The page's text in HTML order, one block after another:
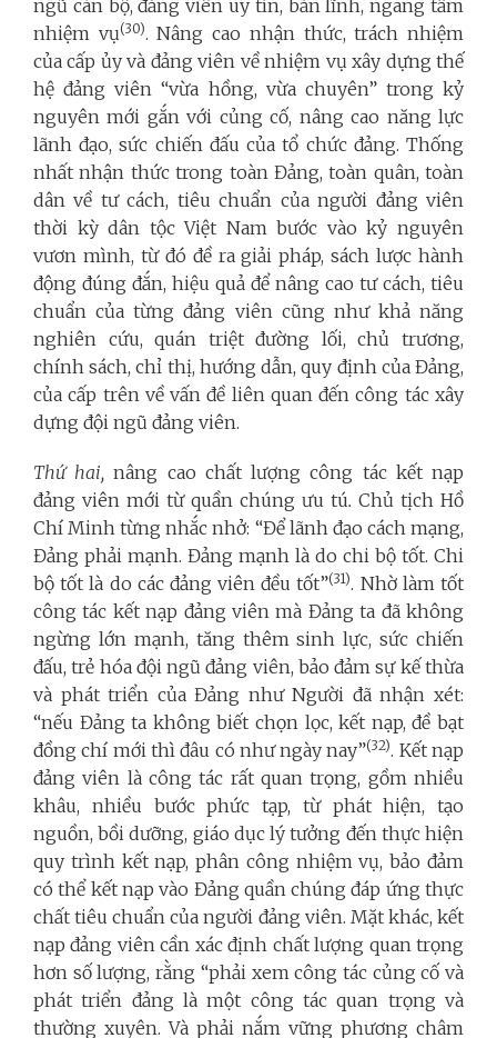
ngũ cán bộ, đảng viên uy tín, bản lĩnh, ngang tầm
nhiệm vụ(30). Nâng cao nhận thức, trách nhiệm
của cấp ủy và đảng viên về nhiệm vụ xây dựng thế
hệ đảng viên “vừa hồng, vừa chuyên” trong kỷ
nguyên mới gắn với củng cố, nâng cao năng lực
lãnh đạo, sức chiến đấu của tổ chức đảng. Thống
nhất nhận thức trong toàn Đảng, toàn quân, toàn
dân về tư cách, tiêu chuẩn của người đảng viên
thời kỳ dân tộc Việt Nam bước vào kỷ nguyên
vươn mình, từ đó đề ra giải pháp, sách lược hành
động đúng đắn, hiệu quả để nâng cao tư cách, tiêu
chuẩn của từng đảng viên cũng như khả năng
nghiên cứu, quán triệt đường lối, chủ trương,
chính sách, chỉ thị, hướng dẫn, quy định của Đảng,
của cấp trên về vấn đề liên quan đến công tác xây
dựng đội ngũ đảng viên.
Thứ hai,nâng cao chất lượng công tác kết nạp
đảng viên mới từ quần chúng ưu tú. Chủ tịch Hồ
Chí Minh từng nhắc nhở: “Để lãnh đạo cách mạng,
Đảng phải mạnh. Đảng mạnh là do chi bộ tốt. Chi
bộ tốt là do các đảng viên đều tốt”(31). Nhờ làm tốt
công tác kết nạp đảng viên mà Đảng ta đã không
ngừng lớn mạnh, tăng thêm sinh lực, sức chiến
đấu, trẻ hóa đội ngũ đảng viên, bảo đảm sự kế thừa
và phát triển của Đảng như Người đã nhận xét:
“nếu Đảng ta không biết chọn lọc, kết nạp, đề bạt
đồng chí mới thì đâu có như ngày nay”(32). Kết nạp
đảng viên là công tác rất quan trọng, gồm nhiều
khâu, nhiều bước phức tạp, từ phát hiện, tạo
nguồn, bồi dưỡng, giáo dục lý tưởng đến thực hiện
quy trình kết nạp, phân công nhiệm vụ, bảo đảm
có thể kết nạp vào Đảng quần chúng đáp ứng thực
chất tiêu chuẩn của người đảng viên. Mặt khác, kết
nạp đảng viên cần xác định chất lượng quan trọng
hơn số lượng, rằng “phải xem công tác củng cố và
phát triển đảng là một công tác quan trọng và
thường xuyên. Và phải nắm vững phương châm